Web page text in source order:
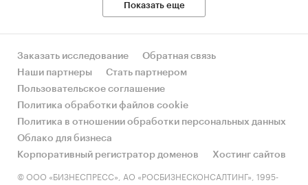
Показать еще
Заказать исследование
Обратная связь
Наши партнеры
Стать партнером
Пользовательское соглашение
Политика обработки файлов cookie
Политика в отношении обработки персональных данных
Облако для бизнеса
Корпоративный регистратор доменов
Хостинг сайтов
© ООО «БИЗНЕСПРЕСС», АО «РОСБИЗНЕСКОНСАЛТИНГ», 1995-